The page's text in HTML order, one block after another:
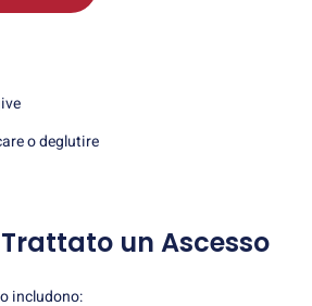
o deglutire
un Ascesso
includono: